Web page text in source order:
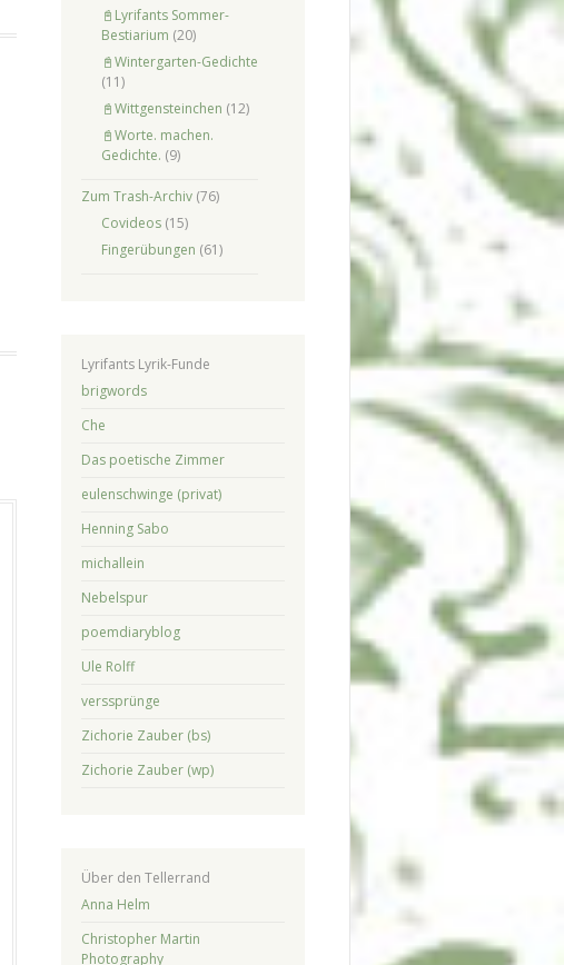
📓Lyrifants Sommer-
Bestiarium (20)
📓Wintergarten-Gedichte
(11)
📓Wittgensteinchen (12)
📓Worte. machen.
Gedichte. (9)
Zum Trash-Archiv(76)
Covideos(15)
Fingerübungen (61)
Lyrifants Lyrik-Funde
brigwords
Che
Das poetische Zimmer
eulenschwinge (privat)
Henning Sabo
michallein
Nebelspur
poemdiaryblog
Ule Rolff
verssprünge
Zichorie Zauber (bs)
Zichorie Zauber (wp)
Über den Tellerrand
Anna Helm
Christopher Martin
Photography